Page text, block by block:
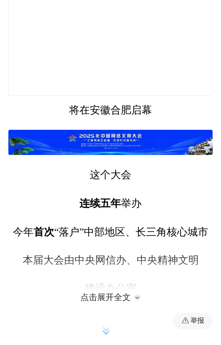
将在安徽合肥启幕
这个大会
连续五年举办
今年首次“落户”中部地区、长三角核心城市
本届大会由中央网信办、中央精神文明
建设办公室
中共安徽省委、安徽省人民政府共同主办
点击展开全文
举报